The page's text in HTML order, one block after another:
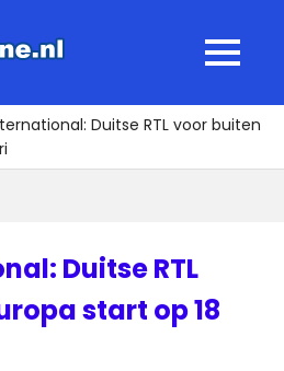
MENU
Duitse RTL voor buiten
Duitse RTL
start op 18